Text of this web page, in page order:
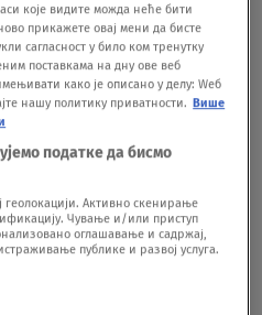
s prljavom odećom
jedan od problema.
svojoj spavaćoj sobi ili
isparavanju iz kade
bakterije se
stvoriti neprijatne
imate mokru prljavu
које видите можда неће бити
прикажете овај мени да бисте
сагласност у било ком тренутку
поставкама на дну ове веб
како је описано у делу: Wеб
нашу политику приватности. Више
податке да бисмо
Активно скенирање
Чување и/или приступ
оглашавање и садржај,
публике и развој услуга.